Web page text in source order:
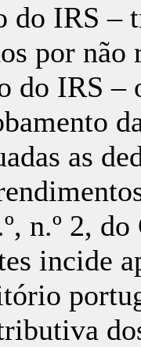
do IRS –
por não
do IRS –
as
n.º 2,
incide